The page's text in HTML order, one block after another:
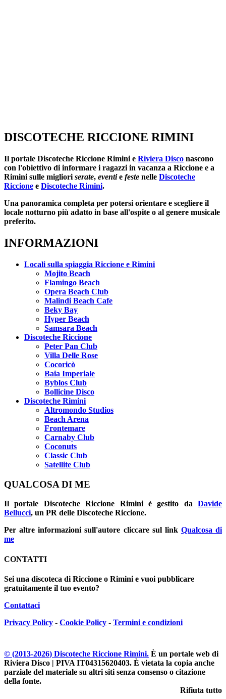
DISCOTECHE RICCIONE RIMINI
Il portale Discoteche Riccione Rimini e Riviera Disco nascono
con l'obiettivo di informare i ragazzi in vacanza a Riccione e a
Rimini sulle migliori serate, eventie feste nelle Discoteche
Riccione e Discoteche Rimini.
Una panoramica completa per potersi orientare e scegliere il
locale notturno più adatto in base all'ospite o al genere musicale
preferito.
INFORMAZIONI
Locali sulla spiaggia Riccione e Rimini
Mojito Beach
Flamingo Beach
Opera Beach Club
Malindi Beach Cafe
Beky Bay
Hyper Beach
Samsara Beach
Discoteche Riccione
Peter Pan Club
Villa Delle Rose
Cocoricò
Baia Imperiale
Byblos Club
Bollicine Disco
Discoteche Rimini
Altromondo Studios
Beach Arena
Frontemare
Carnaby Club
Coconuts
Classic Club
Satellite Club
QUALCOSA DI ME
Il portale Discoteche Riccione Riminiè gestito da Davide
Bellucci, un PR delle Discoteche Riccione.
Per altre informazioni sull'autore cliccare sul link Qualcosa di
me
CONTATTI
Sei una discoteca di Riccione o Rimini e vuoi pubblicare
gratuitamente il tuo evento?
Contattaci
Privacy Policy - Cookie Policy - Termini e condizioni
© (2013-2026) Discoteche Riccione Rimini. È un portale web di
Riviera Disco | PIVA IT04315620403. È vietata la copia anche
parziale del materiale su altri siti senza consenso o citazione
della fonte.
Rifiuta tutto